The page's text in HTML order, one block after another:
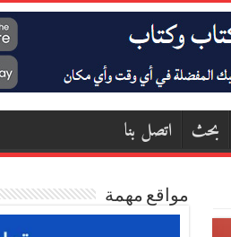
بحث اتصل بنا
مواقع مهمة